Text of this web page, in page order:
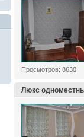
Просмотров: 8630
Люкс